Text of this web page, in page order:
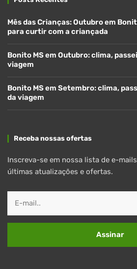
Mês das Crianças: Outubro em
para curtir com a criançada
Bonito MS em Outubro: clima,
viagem
Bonito MS em Setembro: clima,
da viagem
Receba nossas ofertas
Inscreva-se em nossa lista de e-
últimas atualizações e ofertas.
Assinar